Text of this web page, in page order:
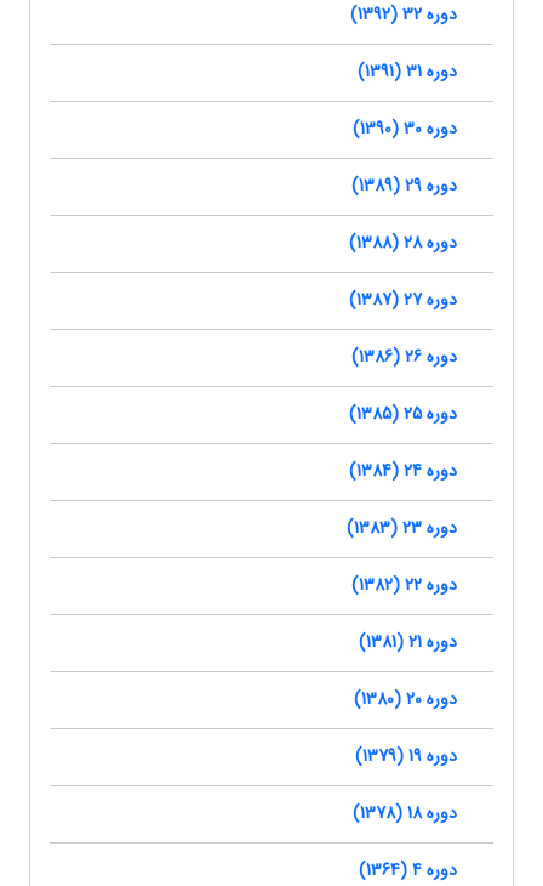
دوره 32 (1392)
دوره 31 (1391)
دوره 30 (1390)
دوره 29 (1389)
دوره 28 (1388)
دوره 27 (1387)
دوره 26 (1386)
دوره 25 (1385)
دوره 24 (1384)
دوره 23 (1383)
دوره 22 (1382)
دوره 21 (1381)
دوره 20 (1380)
دوره 19 (1379)
دوره 18 (1378)
دوره 4 (1364)